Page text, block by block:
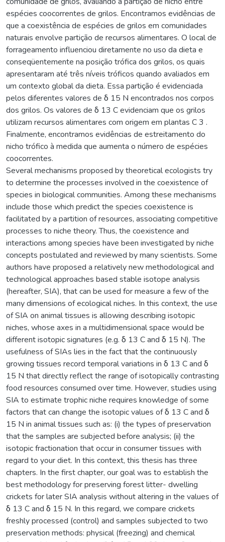
espécies coocorrentes de grilos. Encontramos evidências de
que a coexistência de espécies de grilos em comunidades
naturais envolve partição de recursos alimentares. O local de
forrageamento influenciou diretamente no uso da dieta e
conseqüentemente na posição trófica dos grilos, os quais
apresentaram até três níveis tróficos quando avaliados em
um contexto global da dieta. Essa partição é evidenciada
pelos diferentes valores de δ 15 N encontrados nos corpos
dos grilos. Os valores de δ 13 C evidenciam que os grilos
utilizam recursos alimentares com origem em plantas C 3 .
Finalmente, encontramos evidências de estreitamento do
nicho trófico à medida que aumenta o número de espécies
coocorrentes.
Several mechanisms proposed by theoretical ecologists try
to determine the processes involved in the coexistence of
species in biological communities. Among these mechanisms
include those which predict the species coexistence is
facilitated by a partition of resources, associating competitive
processes to niche theory. Thus, the coexistence and
interactions among species have been investigated by niche
concepts postulated and reviewed by many scientists. Some
authors have proposed a relatively new methodological and
technological approaches based stable isotope analysis
(hereafter, SIA), that can be used for measure a few of the
many dimensions of ecological niches. In this context, the use
of SIA on animal tissues is allowing describing isotopic
niches, whose axes in a multidimensional space would be
different isotopic signatures (e.g. δ 13 C and δ 15 N). The
usefulness of SIAs lies in the fact that the continuously
growing tissues record temporal variations in δ 13 C and δ
15 N that directly reflect the range of isotopically contrasting
food resources consumed over time. However, studies using
SIA to estimate trophic niche requires knowledge of some
factors that can change the isotopic values of δ 13 C and δ
15 N in animal tissues such as: (i) the types of preservation
that the samples are subjected before analysis; (ii) the
isotopic fractionation that occur in consumer tissues with
regard to your diet. In this context, this thesis has three
chapters. In the first chapter, our goal was to establish the
best methodology for preserving forest litter- dwelling
crickets for later SIA analysis without altering in the values of
δ 13 C and δ 15 N. In this regard, we compare crickets
freshly processed (control) and samples subjected to two
preservation methods: physical (freezing) and chemical